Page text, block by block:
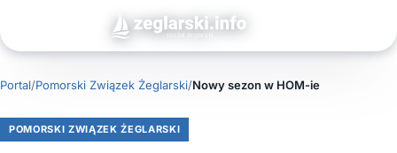
Portal/Pomorski Związek Żeglarski/Nowy sezon w HOM-ie
POMORSKI ZWIĄZEK ŻEGLARSKI